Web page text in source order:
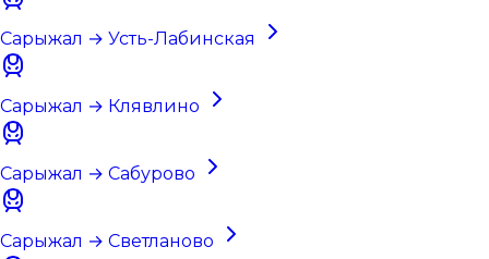
Сарыжал → Усть-Лабинская
Сарыжал → Клявлино
Сарыжал → Сабурово
Сарыжал → Светланово